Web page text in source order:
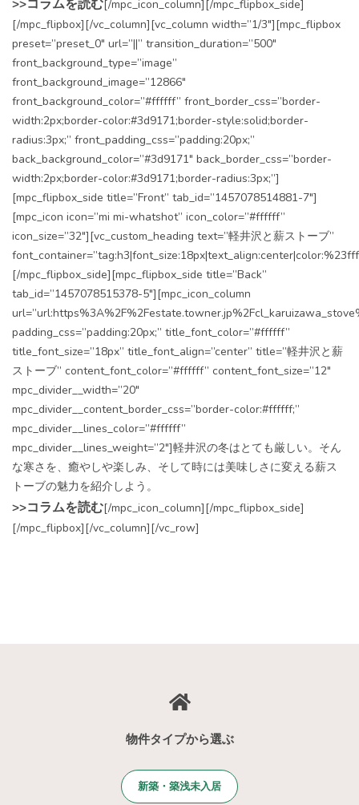
>>コラムを読む[/mpc_icon_column][/mpc_flipbox_side]
[/mpc_flipbox][/vc_column][vc_column width=”1/3″][mpc_flipbox
preset=”preset_0″ url=”||” transition_duration=”500″
front_background_type=”image”
front_background_image=”12866″
front_background_color=”#ffffff” front_border_css=”border-
width:2px;border-color:#3d9171;border-style:solid;border-
radius:3px;” front_padding_css=”padding:20px;”
back_background_color=”#3d9171″ back_border_css=”border-
width:2px;border-color:#3d9171;border-radius:3px;”]
[mpc_flipbox_side title=”Front” tab_id=”1457078514881-7″]
[mpc_icon icon=”mi mi-whatshot” icon_color=”#ffffff”
icon_size=”32″][vc_custom_heading text=”軽井沢と薪ストーブ”
[/mpc_flipbox_side][mpc_flipbox_side title=”Back”
tab_id=”1457078515378-5″][mpc_icon_column
padding_css=”padding:20px;” title_font_color=”#ffffff”
title_font_size=”18px” title_font_align=”center” title=”軽井沢と薪
ストーブ” content_font_color=”#ffffff” content_font_size=”12″
mpc_divider__width=”20″
mpc_divider__content_border_css=”border-color:#ffffff;”
mpc_divider__lines_color=”#ffffff”
mpc_divider__lines_weight=”2″]軽井沢の冬はとても厳しい。そん
な寒さを、癒やしや楽しみ、そして時には美味しさに変える薪ス
トーブの魅力を紹介しよう。
>>コラムを読む[/mpc_icon_column][/mpc_flipbox_side]
[/mpc_flipbox][/vc_column][/vc_row]
物件タイプから選ぶ
新築・築浅未入居